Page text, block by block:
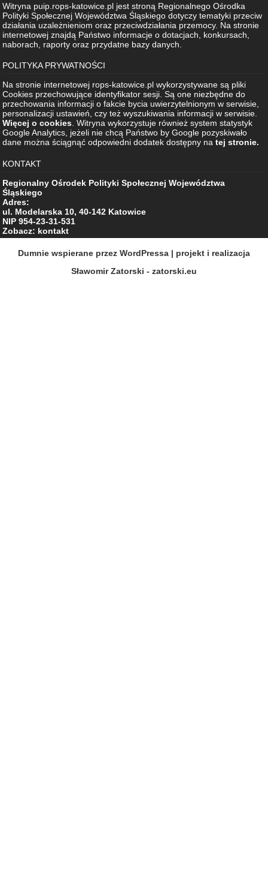
Witryna puip.rops-katowice.pl jest stroną Regionalnego Ośrodka
Polityki Społecznej Województwa Śląskiego dotyczy tematyki przeciw
działania uzależnieniom oraz przeciwdziałania przemocy. Na stronie
internetowej znajdą Państwo informacje o dotacjach, konkursach,
naborach, raporty oraz przydatne bazy danych.
POLITYKA PRYWATNOŚCI
Na stronie internetowej rops-katowice.pl wykorzystywane są pliki
Cookies przechowujące identyfikator sesji. Są one niezbędne do
przechowania informacji o fakcie bycia uwierzytelnionym w serwisie,
personalizacji ustawień, czy też wyszukiwania informacji w serwisie.
Więcej o cookies . Witryna wykorzystuje również system statystyk
Google Analytics, jeżeli nie chcą Państwo by Google pozyskiwało
dane można ściągnąć odpowiedni dodatek dostępny na tej stronie.
KONTAKT
Regionalny Ośrodek Polityki Społecznej Województwa
Śląskiego
Adres:
ul. Modelarska 10, 40-142 Katowice
NIP 954-23-31-531
Zobacz: kontakt
Dumnie wspierane przez WordPressa | projekt i realizacja
Sławomir Zatorski - zatorski.eu